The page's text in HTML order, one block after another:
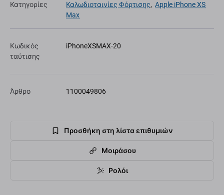
Κατηγορίες Καλωδιοταινίες Φόρτισης, Apple iPhone XS
Max
Κωδικός
ταύτισης
iPhoneXSMAX-20
Άρθρο 1100049806
Προσθήκη στη λίστα επιθυμιών
Μοιράσου
Ρολόι